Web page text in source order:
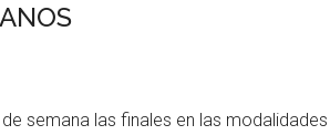
semana las finales en las modalidades